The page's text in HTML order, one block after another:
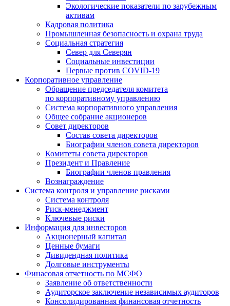
Экологические показатели по зарубежным
активам
Кадровая политика
Промышленная безопасность и охрана труда
Социальная стратегия
Север для Северян
Социальные инвестиции
Первые против COVID‑19
Корпоративное управление
Обращение председателя комитета
по корпоративному управлению
Система корпоративного управления
Общее собрание акционеров
Совет директоров
Состав совета директоров
Биографии членов совета директоров
Комитеты совета директоров
Президент и Правление
Биографии членов правления
Вознаграждение
Система контроля и управление рисками
Система контроля
Риск-менеджмент
Ключевые риски
Информация для инвесторов
Акционерный капитал
Ценные бумаги
Дивидендная политика
Долговые инструменты
Финасовая отчетность по МСФО
Заявление об ответственности
Аудиторское заключение независимых аудиторов
Консолидированная финансовая отчетность